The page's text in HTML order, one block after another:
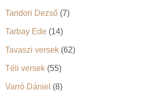
Tandori Dezső (7)
Tarbay Ede (14)
Tavaszi versek (62)
Téli versek (55)
Varró Dániel (8)